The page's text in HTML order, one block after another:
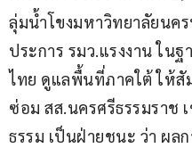
ลุ่มน้ำโขงมหาวิทยาลัยน
ประการ รมว.แรงงาน ใน
ไทย ดูแลพื้นที่ภาคใต้ ให้
ซ่อม สส.นครศรีธรรมราช
ธรรม เป็นฝ่ายชนะ ว่า ผล